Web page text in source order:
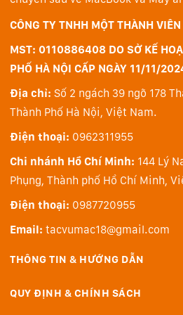
Speed Boost: Không phải mọi
hình/giây. Với Speed ​​Boost và
tiện gần báng cầm ở mặt trước
khung hình chụp liên tục thông
CÔNG TY TNHH MỘT THÀNH
MST: 0110886408 DO SỞ KẾ
PHỐ HÀ NỘI CẤP NGÀY 11/11/
Địa chỉ: Số 2 ngách 39 ngõ 178
Thành Phố Hà Nội, Việt Nam.
Điện thoại: 0962311955
Chi nhánh Hồ Chí Minh: 144 Lý
Phụng, Thành phố Hồ Chí Minh,
Điện thoại: 0987720955
Email: tacvumac18@gmail.com
THÔNG TIN & HƯỚNG DẪN
QUY ĐỊNH & CHÍNH SÁCH